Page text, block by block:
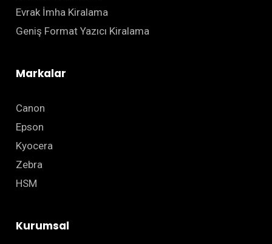
Evrak İmha Kiralama
Geniş Format Yazıcı Kiralama
Markalar
Canon
Epson
Kyocera
Zebra
HSM
Kurumsal